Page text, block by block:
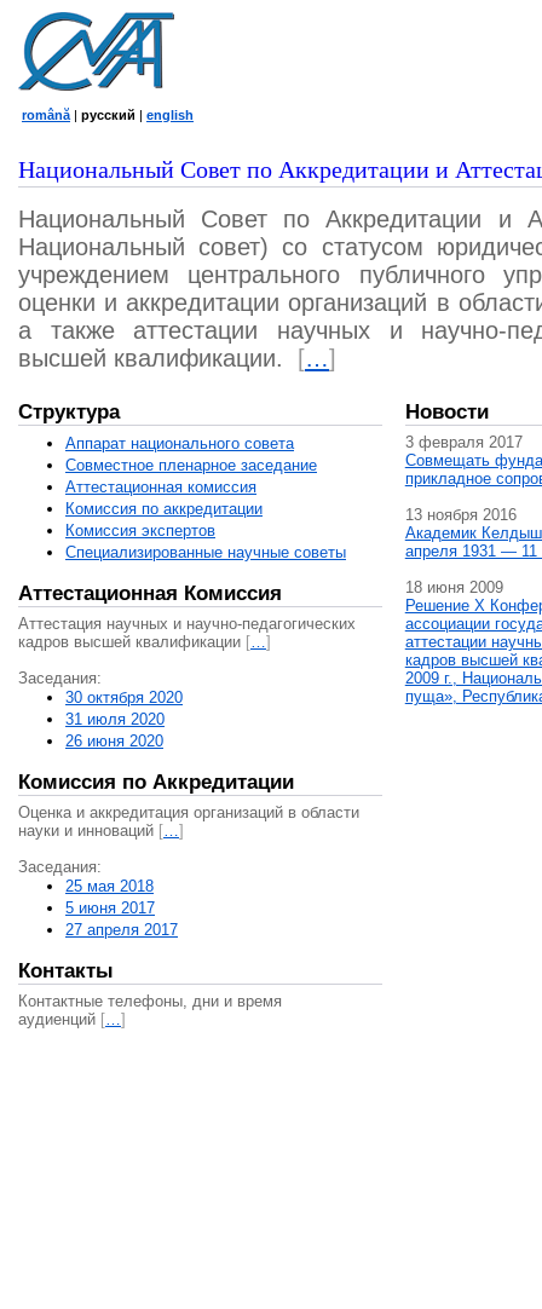
română | русский | english
Национальный Совет по Аккредитации и
Национальный Совет по Аккредитации и
Национальный совет) со статусом
учреждением центрального публичного
оценки и аккредитации организаций в
а также аттестации научных и научно-
высшей квалификации.
[…]
Структура
Аппарат национального совета
Совместное пленарное заседание
Аттестационная комисcия
Комиссия по аккредитации
Комиссия экспертов
Специализированные научные советы
Аттестационная Комиссия
Аттестация научных и научно-педагогических
кадров высшей квалификации […]
Заседания:
30 октября 2020
31 июля 2020
26 июня 2020
Комиссия по Аккредитации
Оценка и аккредитация организаций в области
науки и инноваций […]
Заседания:
25 мая 2018
5 июня 2017
27 апреля 2017
Контакты
Контактные телефоны, дни и время
аудиенций […]
Новости
3 февраля 2017
Совмещать
прикладное
13 ноября 2016
Академик
апреля 1931 — 11
18 июня 2009
Решение X
ассоциации
аттестации
кадров высшей
2009 г.,
пуща»,